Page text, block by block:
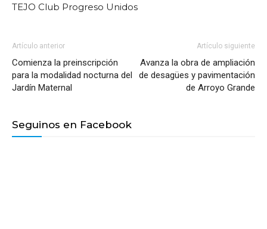
TEJO Club Progreso Unidos
Artículo anterior
Comienza la preinscripción
para la modalidad nocturna del
Jardín Maternal
Artículo siguiente
Avanza la obra de ampliación
de desagües y pavimentación
de Arroyo Grande
Seguinos en Facebook